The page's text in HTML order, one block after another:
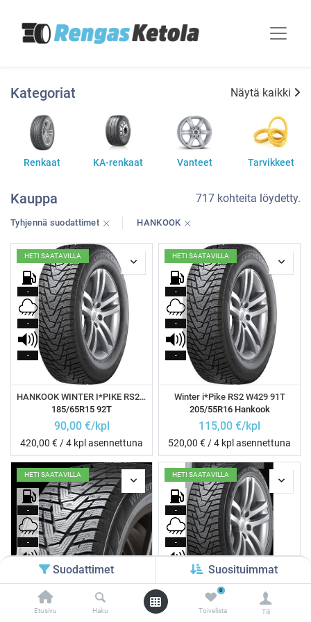
Suodattimet Suosituimmat
Etusivu Haku
0
Toivelista Tili
Kategoriat Näytä kaikki
Renkaat KA-renkaat Vanteet Tarvikkeet
Kauppa 717 kohteita löydetty.
Tyhjennä suodattimet HANKOOK
HETI SAATAVILLA
-
-
-
HANKOOK WINTER I*PIKE RS2 W429 XL
185/65R15 92T
90,00€/kpl
420,00 € / 4 kpl asennettuna
HETI SAATAVILLA
-
-
-
Winter i*Pike RS2 W429 91T
205/55R16 Hankook
115,00 €/kpl
520,00 € / 4 kpl asennettuna
HETI SAATAVILLA
-
-
Winter i*Pike RS2 W429 91T
HETI SAATAVILLA
-
-